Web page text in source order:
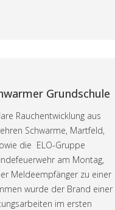
Grundschule
Rauchentwicklung aus
Schwarme, Martfeld,
die ELO-Gruppe
am Montag,
Meldeempfänger zu einer
wurde der Brand einer
im ersten